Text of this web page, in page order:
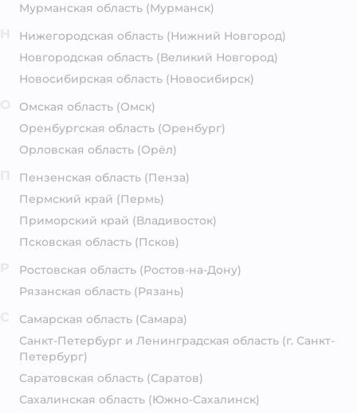
Мурманская область (Мурманск)
Нижегородская область (Нижний Новгород)
Новгородская область (Великий Новгород)
Новосибирская область (Новосибирск)
Омская область (Омск)
Оренбургская область (Оренбург)
Орловская область (Орёл)
Пензенская область (Пенза)
Пермский край (Пермь)
Приморский край (Владивосток)
Псковская область (Псков)
Ростовская область (Ростов-на-Дону)
Рязанская область (Рязань)
Самарская область (Самара)
Санкт-Петербург и Ленинградская область (г. Санкт-
Петербург)
Саратовская область (Саратов)
Сахалинская область (Южно-Сахалинск)